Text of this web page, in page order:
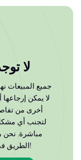
لا
جميع المبيعات
لا يمكن
أخرى من
لتجنب أي
مباشرة.
الطريق في رحلة الحصول على الشهادة!